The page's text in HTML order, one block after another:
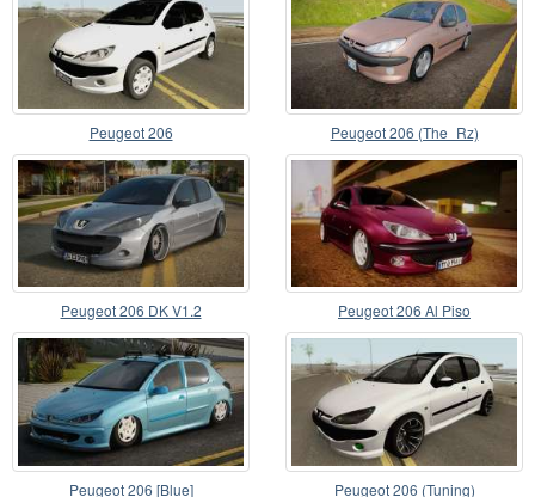
Peugeot 206 Peugeot 206 (The_Rz)
Peugeot 206 DK V1.2 Peugeot 206 Al Piso
Peugeot 206 [Blue] Peugeot 206 (Tuning)